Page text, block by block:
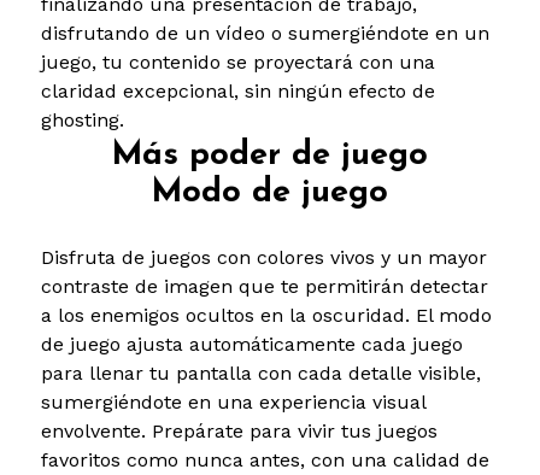
disfrutando de un vídeo o sumergiéndote en un
juego, tu contenido se proyectará con una
claridad excepcional, sin ningún efecto de
ghosting.
Más poder de juego
Modo de juego
Disfruta de juegos con colores vivos y un mayor
contraste de imagen que te permitirán detectar
a los enemigos ocultos en la oscuridad. El modo
de juego ajusta automáticamente cada juego
para llenar tu pantalla con cada detalle visible,
sumergiéndote en una experiencia visual
envolvente. Prepárate para vivir tus juegos
favoritos como nunca antes, con una calidad de